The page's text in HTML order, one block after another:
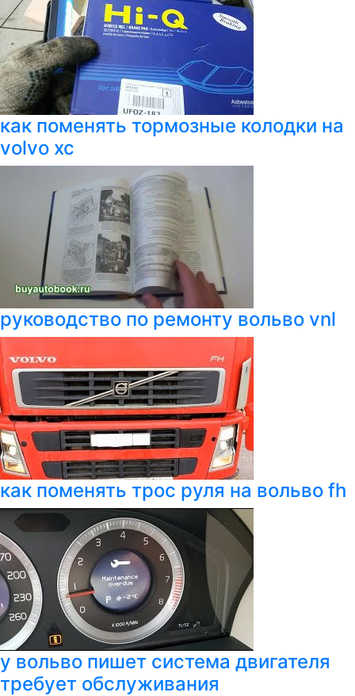
как поменять тормозные колодки на
volvo xc
руководство по ремонту вольво vnl
как поменять трос руля на вольво fh
у вольво пишет система двигателя
требует обслуживания